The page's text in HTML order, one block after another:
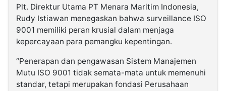
Plt. Direktur Utama PT Menara Maritim Indonesia,
Rudy Istiawan menegaskan bahwa surveillance ISO
9001 memiliki peran krusial dalam menjaga
kepercayaan para pemangku kepentingan.
“Penerapan dan pengawasan Sistem Manajemen
Mutu ISO 9001 tidak semata-mata untuk memenuhi
standar, tetapi merupakan fondasi Perusahaan